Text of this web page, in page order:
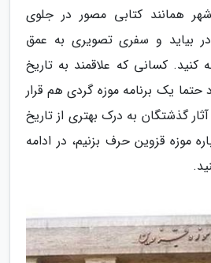
همانند کتابی مصور در جلوی
بیاید و سفری تصویری به عمق
کنید. کسانی که علاقمند به تاریخ
یک برنامه موزه گردی هم قرار
گذشتگان به درک بهتری از تاریخ
موزه قزوین حرف بزنیم، در ادامه